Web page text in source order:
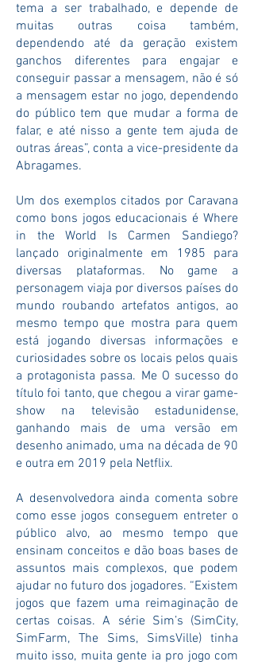
tema a ser trabalhado, e depende de
muitas outras coisa também,
dependendo até da geração existem
ganchos diferentes para engajar e
conseguir passar a mensagem, não é só
a mensagem estar no jogo, dependendo
do público tem que mudar a forma de
falar, e até nisso a gente tem ajuda de
outras áreas”, conta a vice-presidente da
Abragames.
Um dos exemplos citados por Caravana
como bons jogos educacionais é Where
in the World Is Carmen Sandiego?
lançado originalmente em 1985 para
diversas plataformas. No game a
personagem viaja por diversos países do
mundo roubando artefatos antigos, ao
mesmo tempo que mostra para quem
está jogando diversas informações e
curiosidades sobre os locais pelos quais
a protagonista passa. Me O sucesso do
título foi tanto, que chegou a virar game-
show na televisão estadunidense,
ganhando mais de uma versão em
desenho animado, uma na década de 90
e outra em 2019 pela Netflix.
A desenvolvedora ainda comenta sobre
como esse jogos conseguem entreter o
público alvo, ao mesmo tempo que
ensinam conceitos e dão boas bases de
assuntos mais complexos, que podem
ajudar no futuro dos jogadores. “Existem
jogos que fazem uma reimaginação de
certas coisas. A série Sim’s (SimCity,
SimFarm, The Sims, SimsVille) tinha
muito isso, muita gente ia pro jogo com